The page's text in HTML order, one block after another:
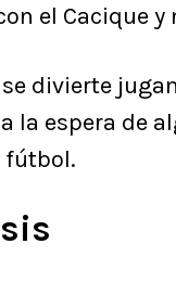
el Cacique y
divierte
a la espera de
fútbol.